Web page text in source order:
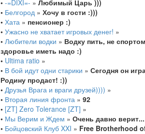
• -=DIXI=- » Любимый Царь )))
• Белгород » Хочу в гости :)))
• Хата » пенсионер :)
• Ужасно не хватает игровых денег! »
• Любители водки » Водку пить, не
здоровье иметь надо :)
• Ultima ratio »
• В бой идут одни старики » Сегодня он
Родину продаст! :))
• Друзья Врага и враги друзей)))) »
• Вторая линия фронта » 92
• [ZT] Zero Tolerance [ZT] »
• Мы Верим и Ждем » Очень давно верит...
• Бойцовский Клуб XXI » Free Brotherhood